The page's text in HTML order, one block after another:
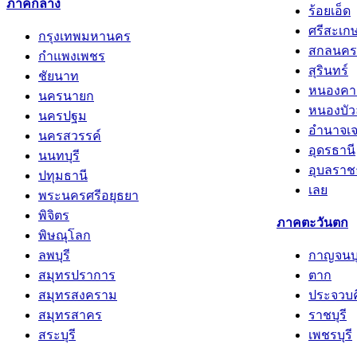
กรุงเทพมหานคร
กำแพงเพชร
ชัยนาท
นครนายก
นครปฐม
นครสวรรค์
นนทบุรี
ปทุมธานี
พระนครศรีอยุธยา
พิจิตร
พิษณุโลก
ลพบุรี
สมุทรปราการ
สมุทรสงคราม
สมุทรสาคร
สระบุรี
สิงห์บุรี
ศรีสะเก
สกลนคร
สุรินทร์
หนองค
หนองบั
อำนาจเ
อุดรธานี
อุบลรา
เลย
ภาคตะวันตก
กาญจน
ตาก
ประจว
ราชบุรี
เพชรบุรี